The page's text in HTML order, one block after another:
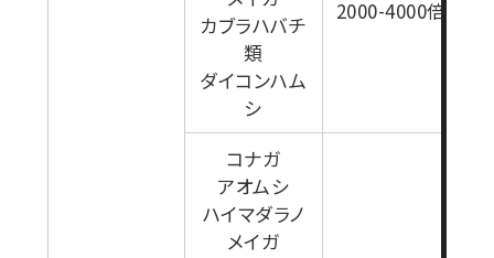
カブラハバチ
類
ダイコンハム
シ
2000-4000倍
コナガ
アオムシ
ハイマダラノ
メイガ